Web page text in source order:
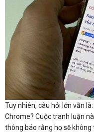
Tuy nhiên, câu hỏi lớn vẫn
Chrome? Cuộc tranh luận
thông báo rằng họ sẽ không